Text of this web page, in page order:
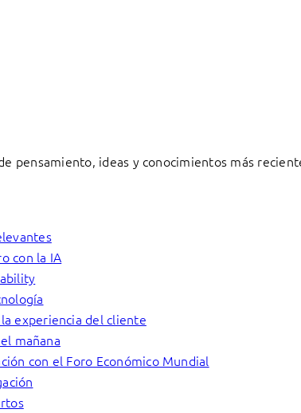
pensamiento, ideas y conocimientos más
con la IA
experiencia del cliente
mañana
con el Foro Económico Mundial